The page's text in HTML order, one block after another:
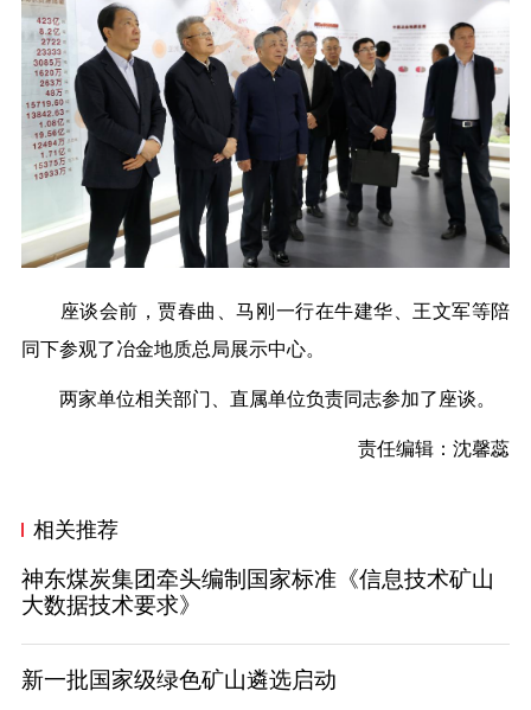
座谈会前，贾春曲、马刚一行在牛建华、王文军等陪
同下参观了冶金地质总局展示中心。
两家单位相关部门、直属单位负责同志参加了座谈。
责任编辑：沈馨蕊
相关推荐
神东煤炭集团牵头编制国家标准《信息技术矿山
大数据技术要求》
新一批国家级绿色矿山遴选启动